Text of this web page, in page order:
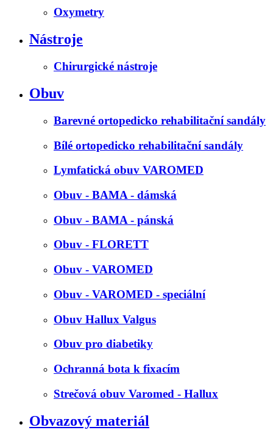
Oxymetry
Nástroje
Chirurgické nástroje
Obuv
Barevné ortopedicko rehabilitační sandály
Bílé ortopedicko rehabilitační sandály
Lymfatická obuv VAROMED
Obuv - BAMA - dámská
Obuv - BAMA - pánská
Obuv - FLORETT
Obuv - VAROMED
Obuv - VAROMED - speciální
Obuv Hallux Valgus
Obuv pro diabetiky
Ochranná bota k fixacím
Strečová obuv Varomed - Hallux
Obvazový materiál